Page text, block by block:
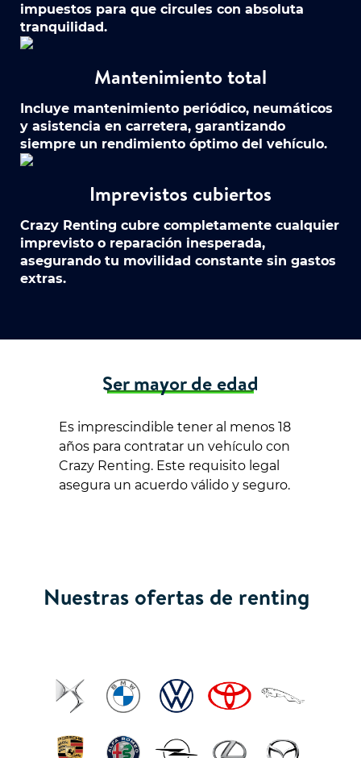
impuestos para que circules con absoluta
tranquilidad.
Mantenimiento total
Incluye mantenimiento periódico, neumáticos
y asistencia en carretera, garantizando
siempre un rendimiento óptimo del vehículo.
Imprevistos cubiertos
Crazy Renting cubre completamente cualquier
imprevisto o reparación inesperada,
asegurando tu movilidad constante sin gastos
extras.
Ser mayor de edad
Es imprescindible tener al menos 18
años para contratar un vehículo con
Crazy Renting. Este requisito legal
asegura un acuerdo válido y seguro.
Nuestras ofertas de renting